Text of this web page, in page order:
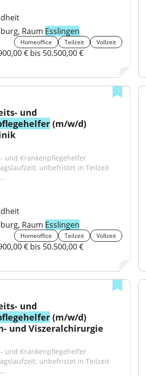
Raum Esslingen
Homeoffice Teilzeit Vollzeit
€ bis 50.500,00 €
und
(m/w/d)
und Krankenpflegehelfer
unbefristet in Teilzeit
Raum Esslingen
Homeoffice Teilzeit Vollzeit
€ bis 50.500,00 €
und
(m/w/d)
und Viszeralchirurgie
und Krankenpflegehelfer
unbefristet in Teilzeit